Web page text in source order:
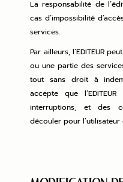
La responsabilité de
cas d’impossibilité
services.
Par ailleurs, l’EDITEUR
ou une partie des
tout sans droit à
accepte que
interruptions, et des
découler pour